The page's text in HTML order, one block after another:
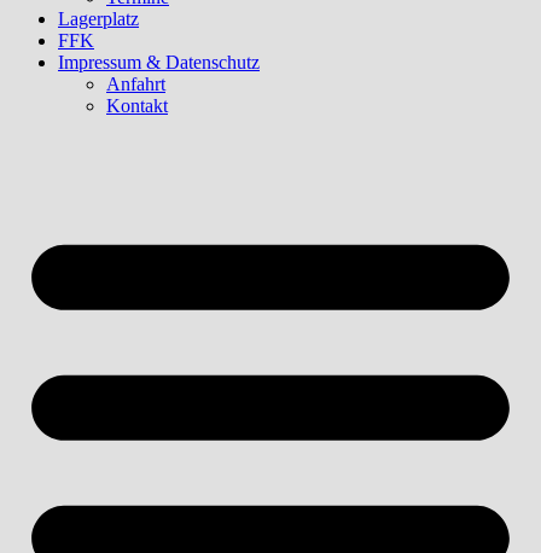
Lagerplatz
FFK
Impressum & Datenschutz
Anfahrt
Kontakt